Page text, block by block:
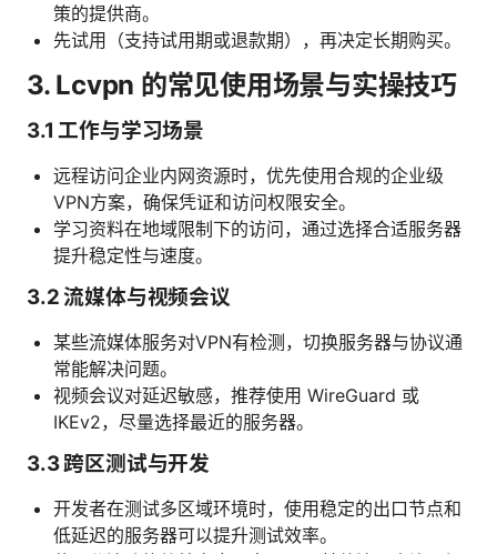
策的提供商。
先试用（支持试用期或退款期），再决定长期购买。
3. Lcvpn 的常见使用场景与实操技巧
3.1 工作与学习场景
远程访问企业内网资源时，优先使用合规的企业级
VPN方案，确保凭证和访问权限安全。
学习资料在地域限制下的访问，通过选择合适服务器
提升稳定性与速度。
3.2 流媒体与视频会议
某些流媒体服务对VPN有检测，切换服务器与协议通
常能解决问题。
视频会议对延迟敏感，推荐使用 WireGuard 或
IKEv2，尽量选择最近的服务器。
3.3 跨区测试与开发
开发者在测试多区域环境时，使用稳定的出口节点和
低延迟的服务器可以提升测试效率。